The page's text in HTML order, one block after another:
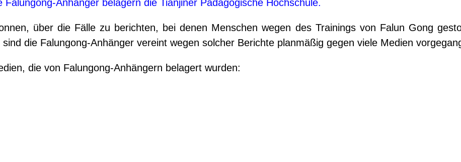
Falungong-Anhänger belagern die Tianjiner Pädagogische Hochschule.
über die Fälle zu berichten, bei denen Menschen wegen des Trainings von Falun Gong
die Falungong-Anhänger vereint wegen solcher Berichte planmäßig gegen viele Medien
die von Falungong-Anhängern belagert wurden: